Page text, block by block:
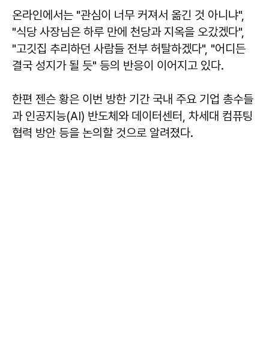
온라인에서는 "관심이 너무 커져서 옮긴 것 아니냐",
"식당 사장님은 하루 만에 천당과 지옥을 오갔겠다",
"고깃집 추리하던 사람들 전부 허탈하겠다", "어디든
결국 성지가 될 듯" 등의 반응이 이어지고 있다.
한편 젠슨 황은 이번 방한 기간 국내 주요 기업 총수들
과 인공지능(AI) 반도체와 데이터센터, 차세대 컴퓨팅
협력 방안 등을 논의할 것으로 알려졌다.